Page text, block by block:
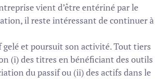
vient d’être entériné par le
il reste intéressant de continuer à
gelé et poursuit son activité. Tout tiers
(i) des titres en bénéficiant des outils
du passif ou (ii) des actifs dans le